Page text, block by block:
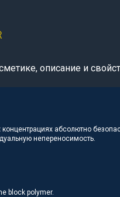
описание и
абсолютно
непереносимость.
block polymer.